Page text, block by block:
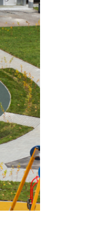
фото 2 из 15
квартала